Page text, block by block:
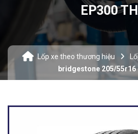
EP300
Lốp xe theo thương hiệu
bridgestone 205/55r16